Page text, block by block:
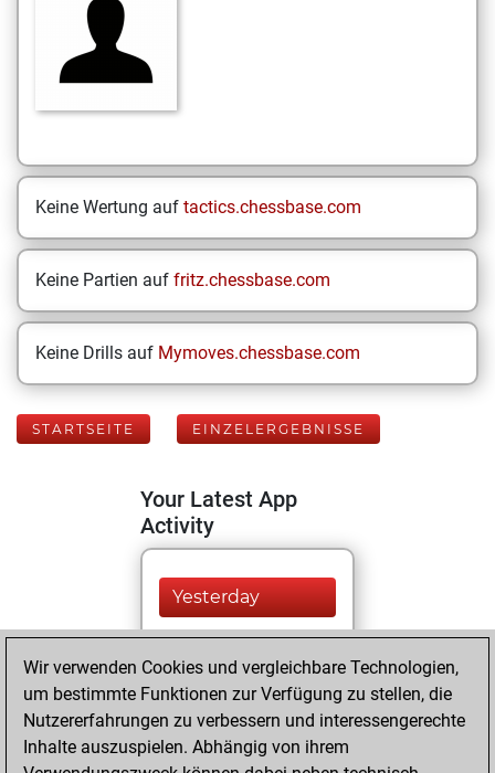
Keine Wertung auf tactics.chessbase.com
Keine Partien auf fritz.chessbase.com
Keine Drills auf Mymoves.chessbase.com
STARTSEITE EINZELERGEBNISSE
Your Latest App
Activity
Yesterday
You played 397
blitz games
Play
You scored
+187 =7 -203 in blitz
Wir verwenden Cookies und vergleichbare Technologien,
um bestimmte Funktionen zur Verfügung zu stellen, die
Nutzererfahrungen zu verbessern und interessengerechte
Inhalte auszuspielen. Abhängig von ihrem